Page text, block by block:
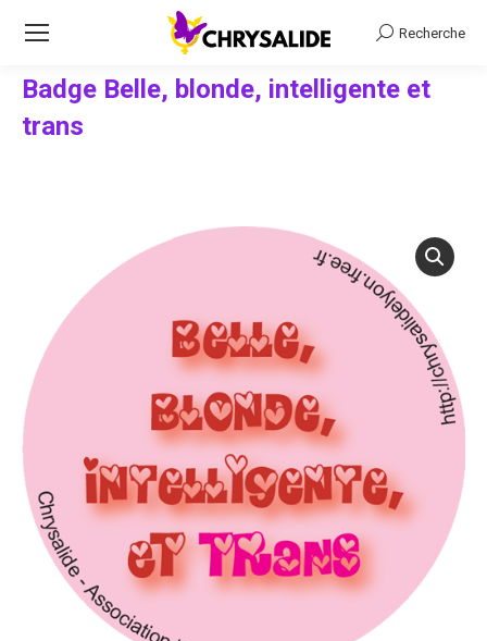
Recherche
Recherche
Badge Belle, blonde, intelligente et
trans